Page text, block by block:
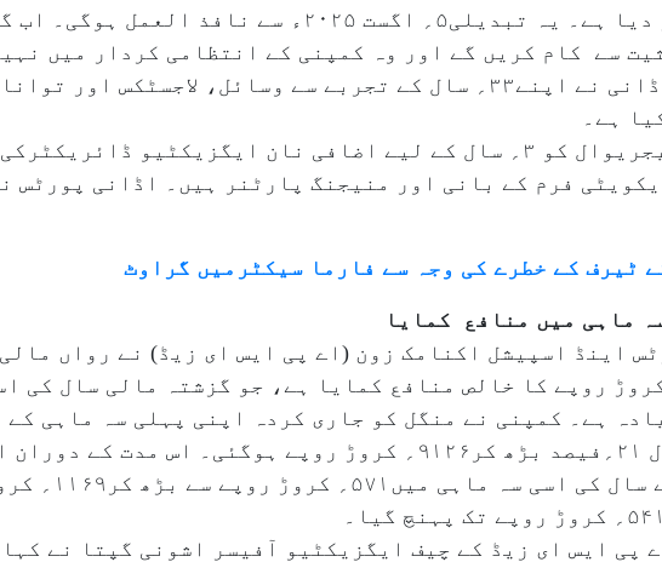
ایگزیکٹیو چیئرمین کا عہدہ چھوڑ دیا ہے۔ یہ تبدیلی۵؍ اگست
سے کام کریں گے اور وہ کمپنی کے انتظامی کردار میں
گروپ کے بانی اور چیئرمین گوتم اڈانی نے اپنے۳۳؍ سال کے تجربے سے وسائل،
ہے۔
کمپنی نے یہ بھی بتایا کہ منیش کیجریوال کو ۳؍ سال کے لیے اضافی نان ایگزیکٹیو
فرم کے بانی اور منیجنگ پارٹنر ہیں۔ اڈانی پورٹس
ٹیرف کے خطرے کی وجہ سے فارما سیکٹرمیں گراوٹ
ماہی میں منافع کمایا
اینڈ اسپیشل اکنامک زون (اے پی ایس ای زیڈ) نے رواں مالی
میں مجموعی بنیاد پر۳۳۱۱؍ کروڑ روپے کا خالص منافع کمایا ہے، جو گزشتہ مالی سال
روپے سے ۷؍ فیصد زیادہ ہے۔ کمپنی نے منگل کو جاری کردہ اپنی پہلی سہ
میں کہا کہ اس کی آمدنی سال بہ سال ۲۱؍فیصد بڑھ کر۹۱۲۶؍ کروڑ روپے ہوگئی۔ اس
کاروبار دُگنا ہوگیا
پی ایس ای زیڈ کے چیف ایگزیکٹیو آفیسر اشونی گپتا نے